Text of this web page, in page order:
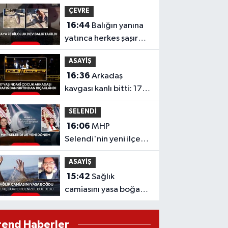
ÇEVRE
16:44
yatınca herkes şaşırdı!
Oltaya takılan 190
santimlik dev yayın
balığı
ASAYİŞ
16:36 Arkadaş
kavgası kanlı bitti: 17
yaşındaki çocuk
sırtından bıçaklandı
SELENDİ
16:06 MHP
Selendi'nin yeni ilçe
başkanı Hafize Gürcan
oldu
ASAYİŞ
15:42 Sağlık
camiasını yasa boğan
acı haber: Genç
Haberler